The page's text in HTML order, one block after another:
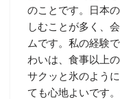
のことです。日本
しむことが多く、
ムです。私の経験
わいは、食事以上
サクッと氷のよう
ても心地よいです